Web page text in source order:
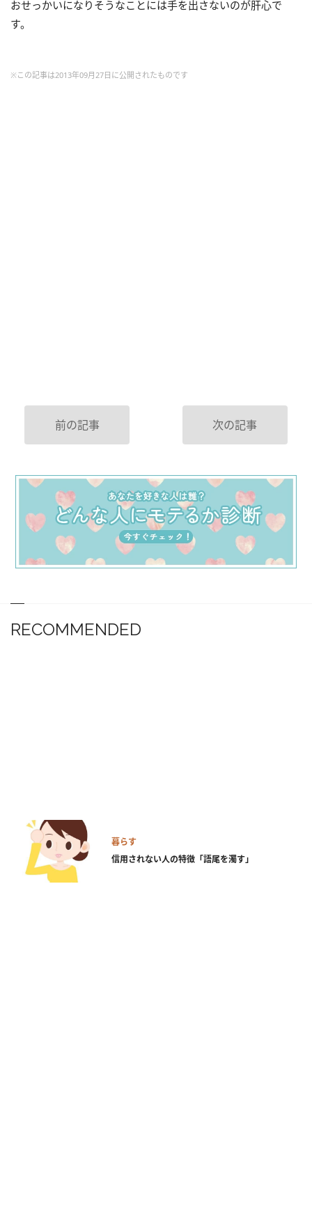
おせっかいになりそうなことには手を出さないのが肝心で
す。
※この記事は2013年09月27日に公開されたものです
前の記事 次の記事
RECOMMENDED
暮らす
信用されない人の特徴「語尾を濁す」